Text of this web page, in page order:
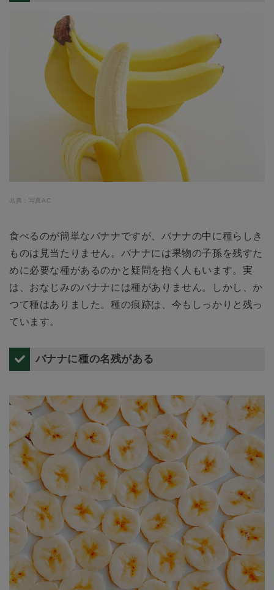
出典：写真AC
食べるのが簡単なバナナですが、バナナの中に種らしき
ものは見当たりません。バナナには果物の子孫を残すた
めに必要な種があるのかと疑問を抱く人もいます。実
は、おなじみのバナナには種がありません。しかし、か
つて種はありました。種の痕跡は、今もしっかりと残っ
ています。
バナナに種の名残がある